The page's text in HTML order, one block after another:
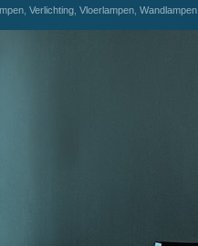
Verlichting Vloerlampen Wandlampen